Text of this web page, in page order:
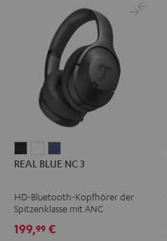
BLUE
3
Night
Black
BLUE
3
Pearl
White
BLUE
3
Steel
REAL BLUE NC 3
HD-Bluetooth-Kopfhörer der
Spitzenklasse mit ANC
199,99 €